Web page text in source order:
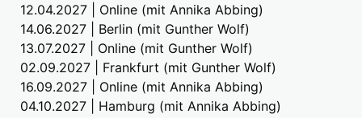
12.04.2027 | Online (mit Annika Abbing)
14.06.2027 | Berlin (mit Gunther Wolf)
13.07.2027 | Online (mit Gunther Wolf)
02.09.2027 | Frankfurt (mit Gunther Wolf)
16.09.2027 | Online (mit Annika Abbing)
04.10.2027 | Hamburg (mit Annika Abbing)